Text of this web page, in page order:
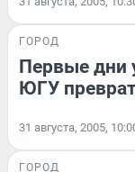
ГОРОД
Первые дни
ЮГУ
31 августа, 2005,
ГОРОД